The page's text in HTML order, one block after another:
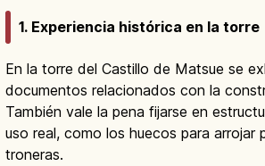
1. Experiencia histórica en la torre
En la torre del Castillo de Matsue se
documentos relacionados con la
También vale la pena fijarse en
uso real, como los huecos para arrojar
troneras.